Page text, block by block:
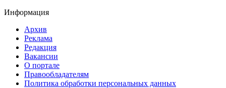
Информация
Архив
Реклама
Редакция
Вакансии
О портале
Правообладателям
Политика обработки персональных данных